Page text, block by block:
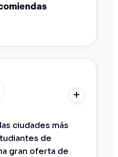
ciudades más
de
gran oferta de